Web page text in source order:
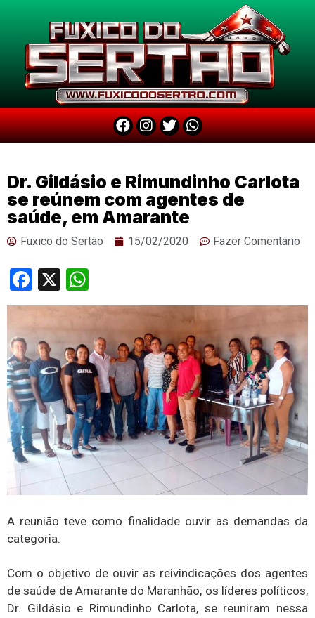
Dr. Gildásio e Rimundinho Carlota
se reúnem com agentes de
saúde, em Amarante
Fuxico do Sertão 15/02/2020 Fazer Comentário
Facebook
X
A reunião teve como finalidade ouvir as demandas da
categoria.
Com o objetivo de ouvir as reivindicações dos agentes
de saúde de Amarante do Maranhão, os líderes políticos,
Dr. Gildásio e Rimundinho Carlota, se reuniram nessa